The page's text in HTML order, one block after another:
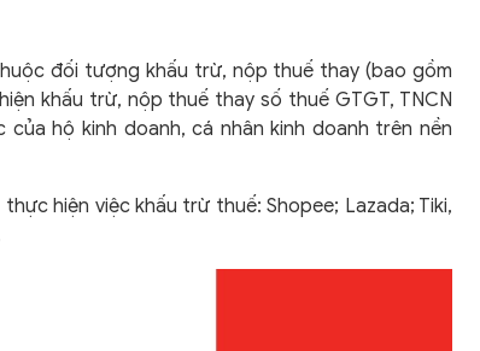
đối tượng khấu trừ, nộp thuế thay (bao gồm
khấu trừ, nộp thuế thay số thuế GTGT, TNCN
hộ kinh doanh, cá nhân kinh doanh trên nền
hiện việc khấu trừ thuế: Shopee; Lazada; Tiki,